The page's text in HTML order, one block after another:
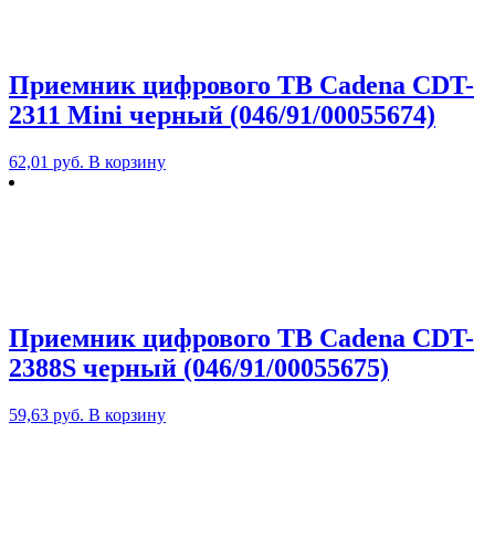
Приемник цифрового ТВ Cadena CDT-
2311 Mini черный (046/91/00055674)
62,01 руб. В корзину
Приемник цифрового ТВ Cadena CDT-
2388S черный (046/91/00055675)
59,63 руб. В корзину